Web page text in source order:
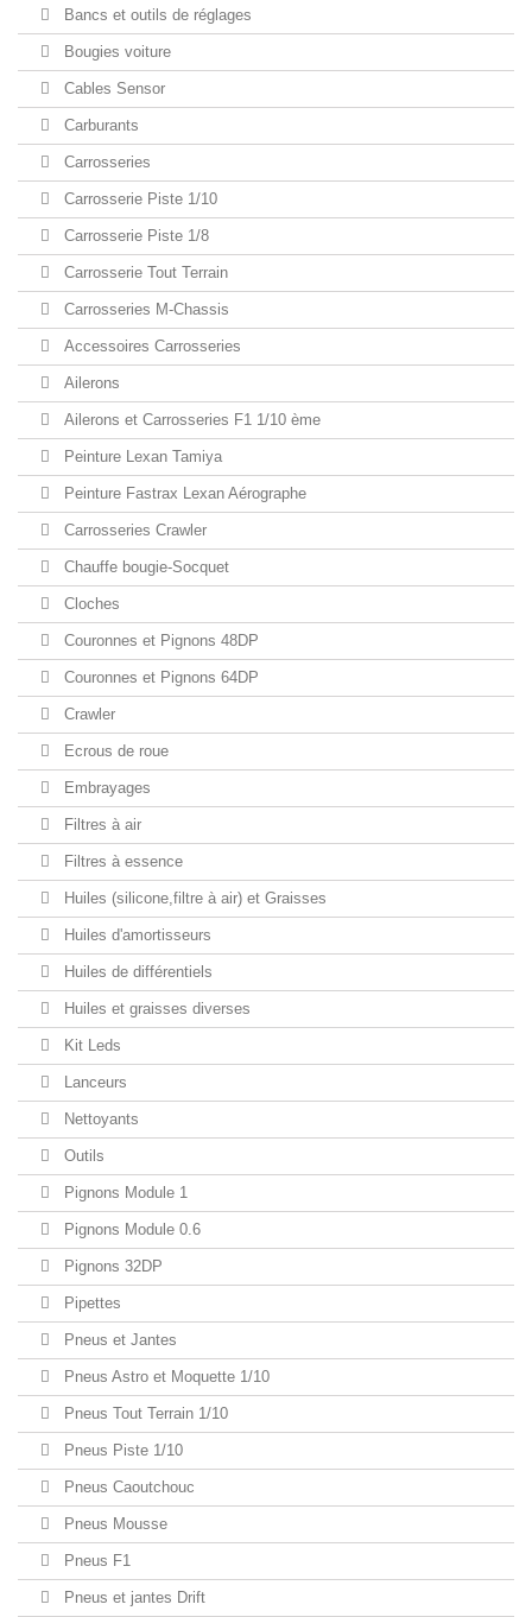
Bancs et outils de réglages
Bougies voiture
Cables Sensor
Carburants
Carrosseries
Carrosserie Piste 1/10
Carrosserie Piste 1/8
Carrosserie Tout Terrain
Carrosseries M-Chassis
Accessoires Carrosseries
Ailerons
Ailerons et Carrosseries F1 1/10 ème
Peinture Lexan Tamiya
Peinture Fastrax Lexan Aérographe
Carrosseries Crawler
Chauffe bougie-Socquet
Cloches
Couronnes et Pignons 48DP
Couronnes et Pignons 64DP
Crawler
Ecrous de roue
Embrayages
Filtres à air
Filtres à essence
Huiles (silicone,filtre à air) et Graisses
Huiles d'amortisseurs
Huiles de différentiels
Huiles et graisses diverses
Kit Leds
Lanceurs
Nettoyants
Outils
Pignons Module 1
Pignons Module 0.6
Pignons 32DP
Pipettes
Pneus et Jantes
Pneus Astro et Moquette 1/10
Pneus Tout Terrain 1/10
Pneus Piste 1/10
Pneus Caoutchouc
Pneus Mousse
Pneus F1
Pneus et jantes Drift